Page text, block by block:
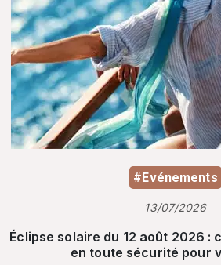
#Evénements
13/07/2026
Éclipse solaire du 12 août 2026 :
en toute sécurité pour